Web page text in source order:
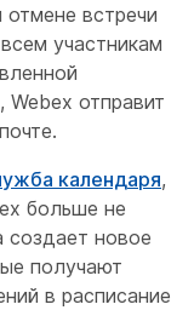
встречи
участникам
отправит
календаря,
больше не
создает новое
получают
в расписание